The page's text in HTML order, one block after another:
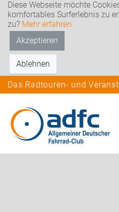
Diese Webseite möchte
komfortables Surferlebnis zu
zu? Mehr erfahren
Akzeptieren
Ablehnen
Das Radtouren- und